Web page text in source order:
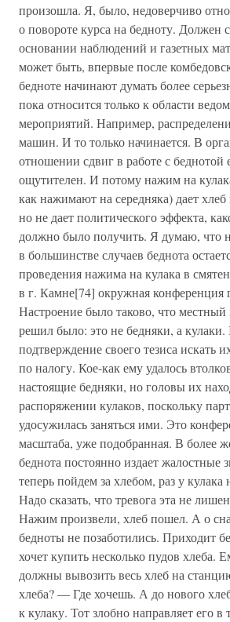
произошла. Я, было, недоверчиво
о повороте курса на бедноту. Должен
основании наблюдений и газетных
может быть, впервые после
бедноте начинают думать более
пока относится только к области
мероприятий. Например,
машин. И то только начинается. В
отношении сдвиг в работе с беднотой
ощутителен. И потому нажим на
как нажимают на середняка) дает хлеб
но не дает политического эффекта,
должно было получить. Я думаю, что
в большинстве случаев беднота
проведения нажима на кулака в
в г. Камне[74] окружная конференция
Настроение было таково, что
решил было: это не бедняки, а кулаки.
подтверждение своего тезиса искать
по налогу. Кое-как ему удалось
настоящие бедняки, но головы их
распоряжении кулаков, поскольку
удосужилась заняться ими. Это
масштаба, уже подобранная. В более
беднота постоянно издает жалостные
теперь пойдем за хлебом, раз у кулака
Надо сказать, что тревога эта не
Нажим произвели, хлеб пошел. А о
бедноты не позаботились. Приходит
хочет купить несколько пудов хлеба.
должны вывозить весь хлеб на
хлеба? — Где хочешь. А до нового
к кулаку. Тот злобно направляет его